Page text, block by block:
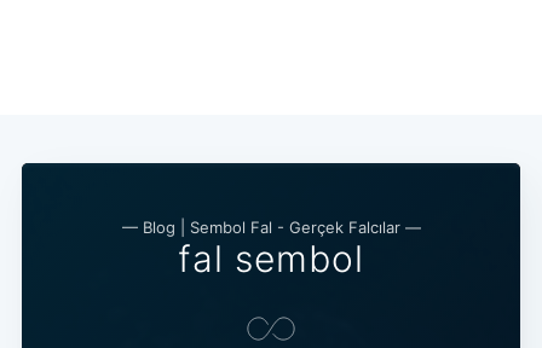
— Blog | Sembol Fal - Gerçek Falcılar —
fal sembol